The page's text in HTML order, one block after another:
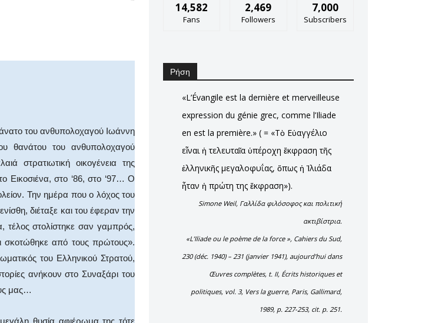
του ανθυπολοχαγού Ιωάννη
θανάτου του ανθυπολοχαγού
στρατιωτική οικογένεια της
Εικοσιένα, στο ‘86, στο ‘97… Ο
Την ημέρα που ο λόχος του
διέταξε και του έφεραν την
τέλος στολίστηκε σαν γαμπρός,
σκοτώθηκε από τους πρώτους».
του Ελληνικού Στρατού,
ανήκουν στο Συναξάρι του
μας…
14,582
Fans
2,469
Followers
7,000
Subscribers
Ρήση
«L’Évangile est la dernière et merveilleuse
expression du génie grec, comme l’Iliade
en est la première.» ( = «Τὸ Εὐαγγέλιο
εἶναι ἡ τελευταῖα ὑπέροχη ἔκφραση τῆς
ἑλληνικῆς μεγαλοφυΐας, ὅπως ἡ Ἰλιάδα
ἦταν ἡ πρώτη της ἔκφραση»).
Simone Weil, Γαλλίδα φιλόσοφος και πολιτική
ακτιβίστρια.
«L’Iliade ou le poème de la force », Cahiers du Sud,
230 (déc. 1940) – 231 (janvier 1941), aujourd’hui dans
Œuvres complètes, t. II, Écrits historiques et
politiques, vol. 3, Vers la guerre, Paris, Gallimard,
1989, p. 227-253, cit. p. 251.